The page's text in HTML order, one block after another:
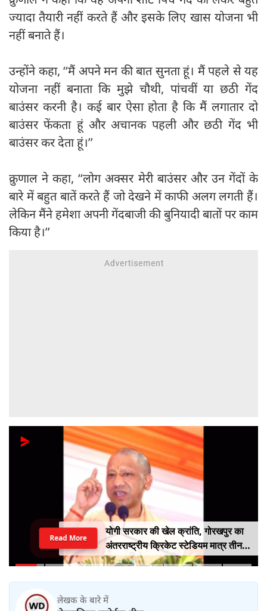
ज्यादा तैयारी नहीं करते हैं और इसके लिए खास योजना भी
नहीं बनाते हैं।
उन्होंने कहा, ‘‘मैं अपने मन की बात सुनता हूं। मैं पहले से यह
योजना नहीं बनाता कि मुझे चौथी, पांचवीं या छठी गेंद
बाउंसर करनी है। कई बार ऐसा होता है कि मैं लगातार दो
बाउंसर फेंकता हूं और अचानक पहली और छठी गेंद भी
बाउंसर कर देता हूं।’’
क्रुणाल ने कहा, ‘‘लोग अक्सर मेरी बाउंसर और उन गेंदों के
बारे में बहुत बातें करते हैं जो देखने में काफी अलग लगती हैं।
लेकिन मैंने हमेशा अपनी गेंदबाजी की बुनियादी बातों पर काम
किया है।’’
योगी सरकार की खेल क्रांति, गोरखपुर का
अंतरराष्ट्रीय क्रिकेट स्टेडियम मात्र तीन
महीने में लगभग 20% तैयार
Read More
लेखक के बारे में